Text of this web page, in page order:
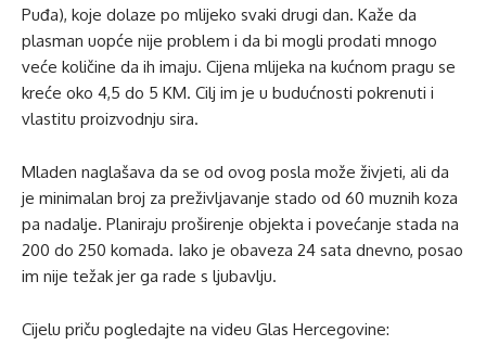
Puđa), koje dolaze po mlijeko svaki drugi dan. Kaže da
plasman uopće nije problem i da bi mogli prodati mnogo
veće količine da ih imaju. Cijena mlijeka na kućnom pragu se
kreće oko 4,5 do 5 KM. Cilj im je u budućnosti pokrenuti i
vlastitu proizvodnju sira.
Mladen naglašava da se od ovog posla može živjeti, ali da
je minimalan broj za preživljavanje stado od 60 muznih koza
pa nadalje. Planiraju proširenje objekta i povećanje stada na
200 do 250 komada. Iako je obaveza 24 sata dnevno, posao
im nije težak jer ga rade s ljubavlju.
Cijelu priču pogledajte na videu Glas Hercegovine: